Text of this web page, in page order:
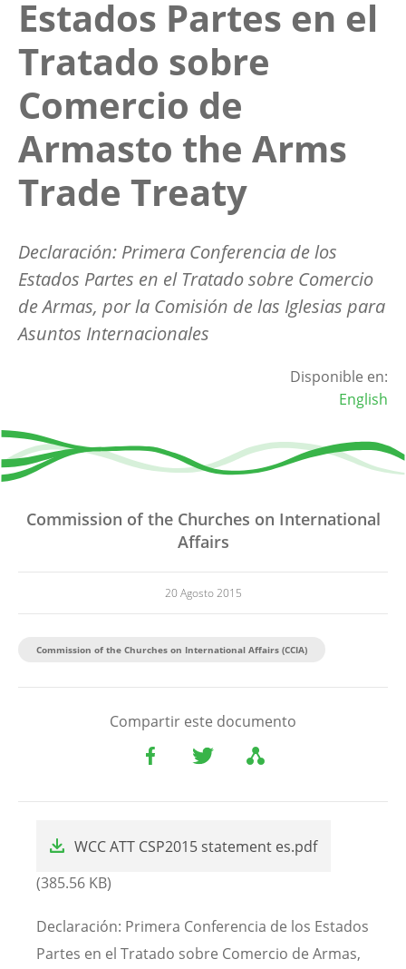
Estados Partes en el
Tratado sobre
Comercio de
Armasto the Arms
Trade Treaty
Declaración: Primera Conferencia de los
Estados Partes en el Tratado sobre Comercio
de Armas, por la Comisión de las Iglesias para
Asuntos Internacionales
Disponible en:
English
Commission of the Churches on International
Affairs
20 Agosto 2015
Commission of the Churches on International Affairs (CCIA)
Compartir este documento
WCC ATT CSP2015 statement es.pdf
(385.56 KB)
Declaración: Primera Conferencia de los Estados
Partes en el Tratado sobre Comercio de Armas,